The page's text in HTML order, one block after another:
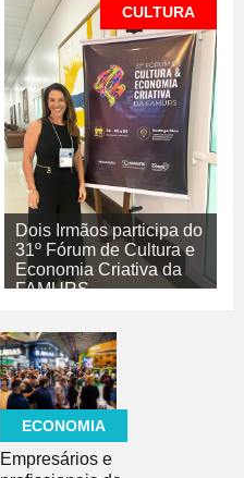
CULTURA
Dois Irmãos participa do
31º Fórum de Cultura e
Economia Criativa da
FAMURS
CULTURA
ECONOMIA
Empresários e